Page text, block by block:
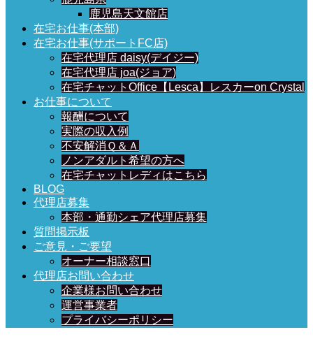
鹿児島天文館店
在宅お仕事(本部)
在宅お仕事(サポートFC店)
在宅代理店 daisy(デイジー)
在宅代理店 joa(ジョア)
在宅チャットOffice【Lesca】レスカーon Crystal
お仕事について
報酬について
実際の収入例
不安解消Ｑ＆Ａ
ノンアダルト希望の方へ
在宅チャットレディはこちら
BLOG
代理店募集
本部・通勤シェア代理店募集
質問掲示板
ご意見・ご要望
オーナー相談窓口
代理店お問い合わせ
企業様お問い合わせ
運営事業者
プライバシーポリシー